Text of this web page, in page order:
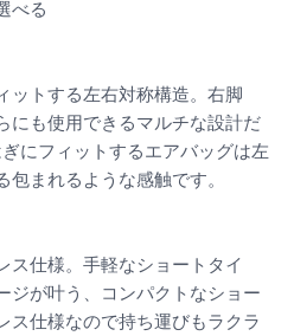
べる
ットする左右対称構造。右脚
にも使用できるマルチな設計だ
にフィットするエアバッグは左
まれるような感触です。
ス仕様。手軽なショートタイ
ジが叶う、コンパクトなショー
ス仕様なので持ち運びもラクラ